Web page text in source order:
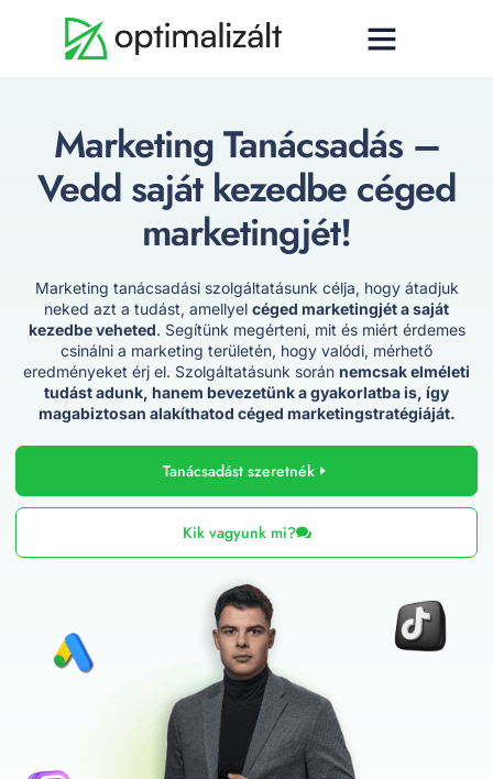
Marketing Tanácsadás –
Vedd saját kezedbe céged
marketingjét!
Marketing tanácsadási szolgáltatásunk célja, hogy átadjuk
neked azt a tudást, amellyel céged marketingjét a saját
kezedbe veheted. Segítünk megérteni, mit és miért érdemes
csinálni a marketing területén, hogy valódi, mérhető
eredményeket érj el. Szolgáltatásunk során nemcsak elméleti
tudást adunk, hanem bevezetünk a gyakorlatba is, így
magabiztosan alakíthatod céged marketingstratégiáját.
Tanácsadást szeretnék
Kik vagyunk mi?